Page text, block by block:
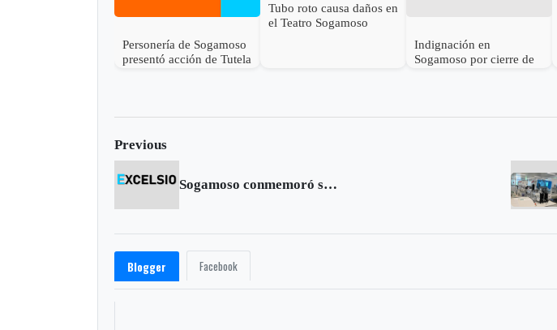
Personería de Sogamoso
presentó acción de Tutela
Tubo roto causa daños en
el Teatro Sogamoso
Indignación en
Sogamoso por cierre de
Previous
Sogamoso conmemoró sus 196 años como Villa Republicana
Blogger Facebook